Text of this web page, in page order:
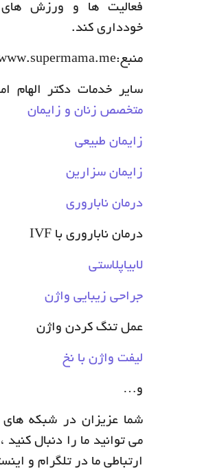
فعالیت ها و ورزش
خودداری کند.
منبع:https://www.supermama.me
سایر خدمات دکتر الهام
متخصص زنان و زایمان
زایمان طبیعی
زایمان سزارین
درمان ناباروری
درمان ناباروری با IVF
لابیاپلاستی
جراحی زیبایی واژن
عمل تنگ کردن واژن
لیفت واژن با نخ
و…
شما عزیزان در شبکه های
می توانید ما را دنبال کنید
ارتباطی ما در تلگرام و